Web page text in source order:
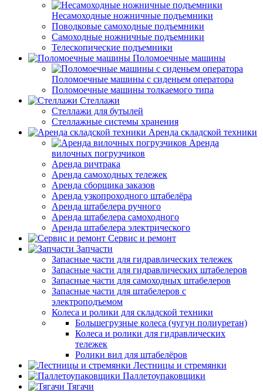
Несамоходные ножничные подъемники
Поводковые самоходные подъемники
Самоходные ножничные подъемники
Телескопические подъемники
Поломоечные машины
Поломоечные машины с сиденьем оператора
Поломоечные машины толкаемого типа
Стеллажи
Стеллажи для бутылей
Стеллажные системы хранения
Аренда складской техники
Аренда
вилочных погрузчиков
Аренда ричтрака
Аренда самоходных тележек
Аренда сборщика заказов
Аренда узкопроходного штабелёра
Аренда штабелера ручного
Аренда штабелера самоходного
Аренда штабелера электрического
Сервис и ремонт
Запчасти
Запасные части для гидравлических тележек
Запасные части для гидравлических штабелеров
Запасные части для самоходных штабелеров
Запасные части для штабелеров с
электроподъемом
Колеса и ролики для складской техники
Большегрузные колеса (чугун полиуретан)
Колеса и ролики для гидравлических
тележек
Ролики вил для штабелёров
Лестницы и стремянки
Паллетоупаковщики
Тягачи